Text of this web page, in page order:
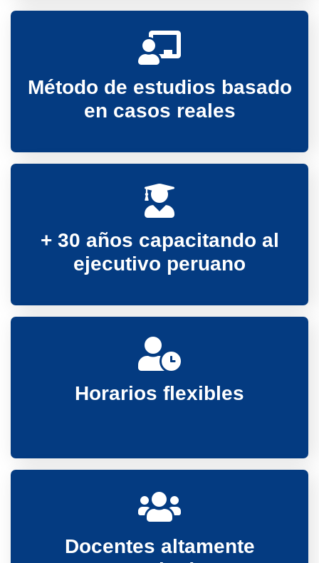
ganando visibilidad estratégica en tu
Método de estudios basado
en casos reales
+ 30 años capacitando al
ejecutivo peruano
Horarios flexibles
Docentes altamente